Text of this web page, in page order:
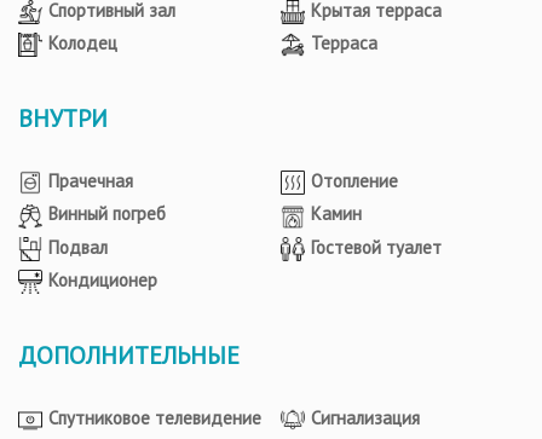
Спортивный зал
Колодец
Крытая терраса
Терраса
ВНУТРИ
Прачечная
Винный погреб
Подвал
Кондиционер
Отопление
Камин
Гостевой туалет
ДОПОЛНИТЕЛЬНЫЕ
Спутниковое телевидение
Сигнализация